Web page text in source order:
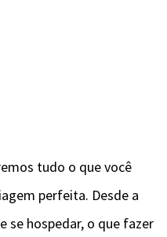
tudo o que você
perfeita. Desde a
se hospedar, o que fazer